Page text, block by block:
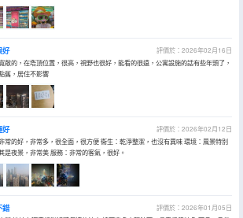
好
評價於：2026年02月16日
敞的，在塔頂位置，很高，視野也很好，能看的很遠，公寓設施的話有些年頭了，
舊，居住不影響
好
評價於：2026年02月12日
常的好，非常多，很全面，很方便 衞生：乾淨整潔，也沒有異味 環境：風景特別
是夜景，非常美 服務：非常的客氣，很好。
錯
評價於：2026年01月05日